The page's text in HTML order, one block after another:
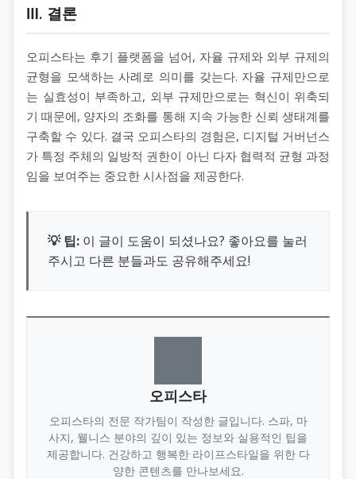
Ⅲ. 결론
오피스타는 후기 플랫폼을 넘어, 자율 규제와 외부 규제의
균형을 모색하는 사례로 의미를 갖는다. 자율 규제만으로
는 실효성이 부족하고, 외부 규제만으로는 혁신이 위축되
기 때문에, 양자의 조화를 통해 지속 가능한 신뢰 생태계를
구축할 수 있다. 결국 오피스타의 경험은, 디지털 거버넌스
가 특정 주체의 일방적 권한이 아닌 다자 협력적 균형 과정
임을 보여주는 중요한 시사점을 제공한다.
💡 팁: 이 글이 도움이 되셨나요? 좋아요를 눌러
주시고 다른 분들과도 공유해주세요!
오피스타
오피스타의 전문 작가팀이 작성한 글입니다. 스파, 마
사지, 웰니스 분야의 깊이 있는 정보와 실용적인 팁을
제공합니다. 건강하고 행복한 라이프스타일을 위한 다
양한 콘텐츠를 만나보세요.